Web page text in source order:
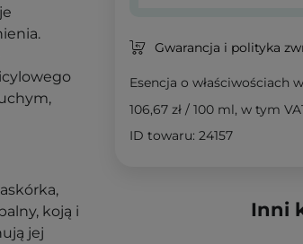
koją i
jej
Gwarancja i polityka
Esencja o właściwościach
106,67 zł / 100 ml, w tym
ID towaru: 24157
Inni